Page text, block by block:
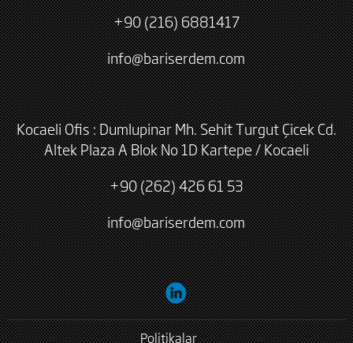
+90 (216) 6881417
info@bariserdem.com
Kocaeli Ofis : Dumlupinar Mh. Sehit Turgut Çicek Cd.
Altek Plaza A Blok No 1D Kartepe / Kocaeli
+90 (262) 426 61 53
info@bariserdem.com
Politikalar